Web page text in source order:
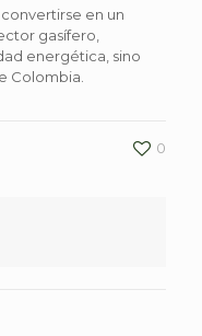
convertirse en un
gasífero,
energética, sino
Colombia.
0